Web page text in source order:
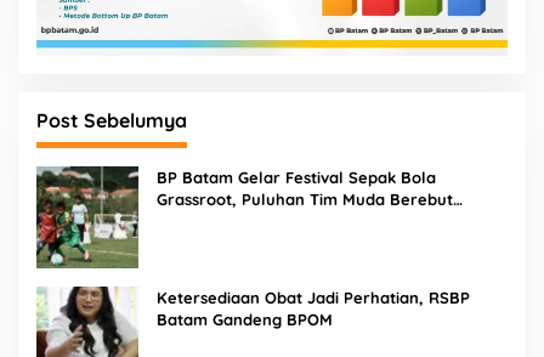
Post Sebelumya
BP Batam Gelar Festival Sepak Bola
Grassroot, Puluhan Tim Muda Berebut
Ketersediaan Obat Jadi Perhatian, RSBP
Batam Gandeng BPOM